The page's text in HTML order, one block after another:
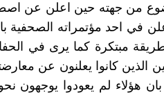
من جهته حين اعلن عن
في احد مؤتمراته الصحفية
مبتكرة كما يرى في
الذين كانوا يعلنون عن
هؤلاء لم يعودوا يوجهون